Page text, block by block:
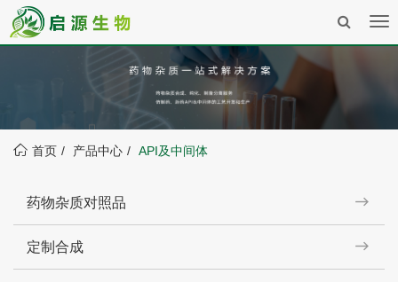
首页 产品中心 API及中间体
药物杂质对照品
定制合成